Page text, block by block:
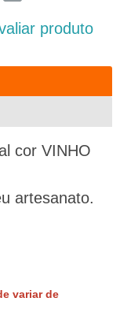
produto
cor VINHO
artesanato.
variar de